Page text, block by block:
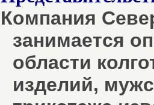
Компания
занимается
области
изделий,